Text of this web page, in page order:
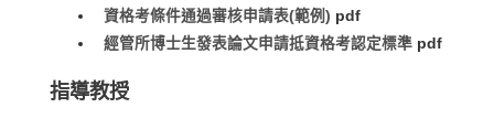
資格考條件通過審核申請表(範例) pdf
經管所博士生發表論文申請抵資格考認定標準 pdf
指導教授